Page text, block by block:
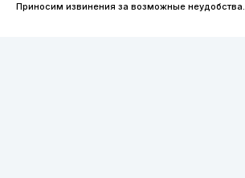
Приносим извинения за возможные неудобства.